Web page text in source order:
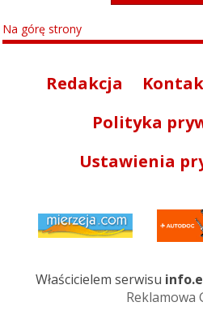
Na górę strony
Redakcja
Polityka
Ustawienia
Właścicielem serwisu
Reklamowa